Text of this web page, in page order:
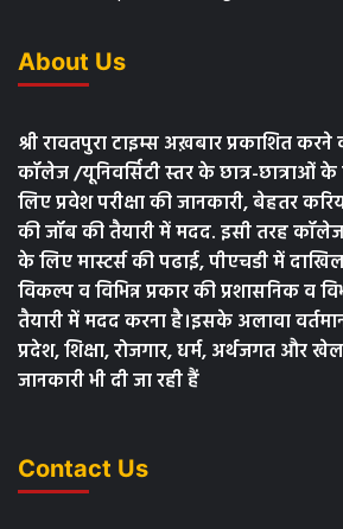
About Us
श्री रावतपुरा टाइम्स अख़बार प्रकाशित
कॉलेज /यूनिवर्सिटी स्तर के छात्र-
लिए प्रवेश परीक्षा की जानकारी, बेहतर
की जॉब की तैयारी में मदद. इसी तरह कॉलेज
के लिए मास्टर्स की पढाई, पीएचडी में
विकल्प व विभिन्न प्रकार की प्रशासनिक व
तैयारी में मदद करना है।इसके अलावा
प्रदेश, शिक्षा, रोजगार, धर्म, अर्थजगत
जानकारी भी दी जा रही हैं
Contact Us